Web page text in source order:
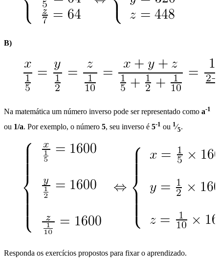
B)
Na matemática um número inverso pode ser representado como a-1
ou 1/a. Por exemplo, o número 5, seu inverso é 5-1 ou 1⁄5.
Responda os exercícios propostos para fixar o aprendizado.